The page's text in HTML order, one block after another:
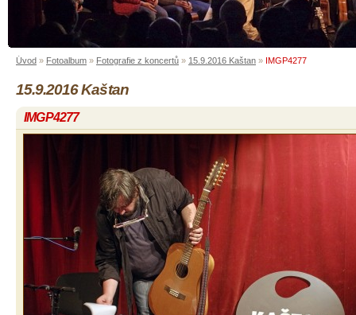
Úvod » Fotoalbum » Fotografie z koncertů » 15.9.2016 Kaštan » IMGP4277
15.9.2016 Kaštan
IMGP4277